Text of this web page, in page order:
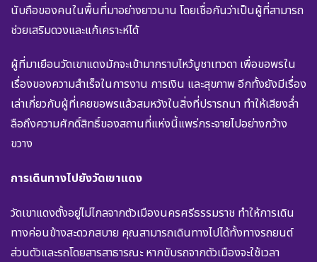
นับถือของคนในพื้นที่มาอย่างยาวนาน โดยเชื่อกันว่าเป็นผู้ที่สามารถ
ช่วยเสริมดวงและแก้เคราะห์ได้
ผู้ที่มาเยือนวัดเขาแดงมักจะเข้ามากราบไหว้บูชาเทวดา เพื่อขอพรใน
เรื่องของความสำเร็จในการงาน การเงิน และสุขภาพ อีกทั้งยังมีเรื่อง
เล่าเกี่ยวกับผู้ที่เคยขอพรแล้วสมหวังในสิ่งที่ปรารถนา ทำให้เสียงล่ำ
ลือถึงความศักดิ์สิทธิ์ของสถานที่แห่งนี้แพร่กระจายไปอย่างกว้าง
ขวาง
การเดินทางไปยังวัดเขาแดง
วัดเขาแดงตั้งอยู่ไม่ไกลจากตัวเมืองนครศรีธรรมราช ทำให้การเดิน
ทางค่อนข้างสะดวกสบาย คุณสามารถเดินทางไปได้ทั้งทางรถยนต์
ส่วนตัวและรถโดยสารสาธารณะ หากขับรถจากตัวเมืองจะใช้เวลา